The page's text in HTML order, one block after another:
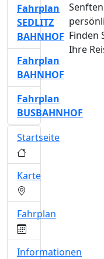
Finden
Ihre
Fahrplan
SEDLITZ
BAHNHOF
Fahrplan
BAHNHOF
Fahrplan
BUSBAHNHOF
Startseite
Karte
Fahrplan
Informationen